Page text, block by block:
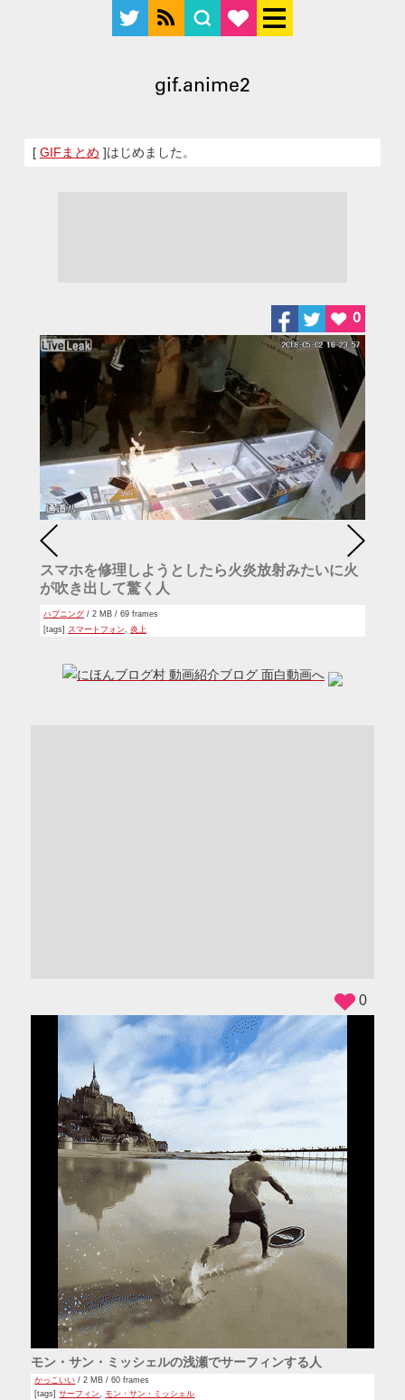
gif.anime2
[ GIFまとめ ]はじめました。
スマホを修理しようとしたら火炎放射みたいに火
が吹き出して驚く人
ハプニング / 2 MB / 69 frames
[tags] スマートフォン 炎上
0
モン・サン・ミッシェルの浅瀬でサーフィンする人
かっこいい / 2 MB / 60 frames
[tags]サーフィン,モン・サン・ミッシェル
0